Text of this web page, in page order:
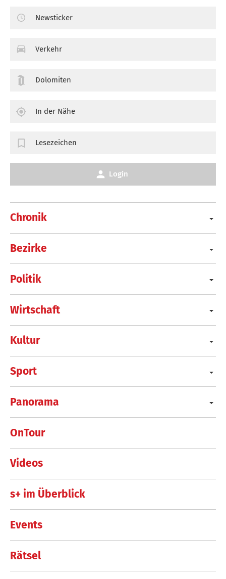
Chronik
Bezirke
Politik
Wirtschaft
Kultur
Sport
Panorama
OnTour
Videos
s+ im Überblick
Events
Rätsel
Newsticker
Verkehr
Dolomiten
In der Nähe
Lesezeichen
Login